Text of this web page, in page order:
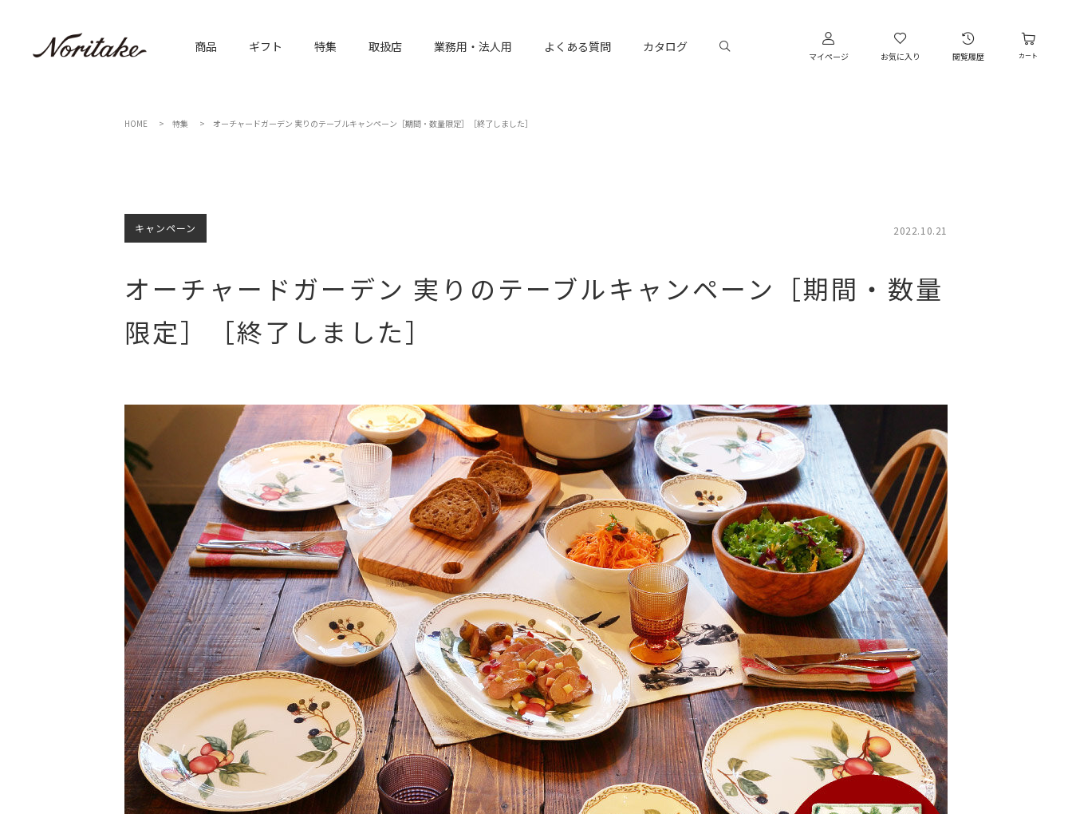
商品 ギフト 特集 取扱店 業務用・法人用 よくある質問 カタログ
マイページ お気に入り 閲覧履歴 カート
HOME 特集 オーチャードガーデン 実りのテーブルキャンペーン［期間・数量限定］［終了しました］
キャンペーン 2022.10.21
オーチャードガーデン 実りのテーブルキャンペーン［期間・数量
限定］［終了しました］